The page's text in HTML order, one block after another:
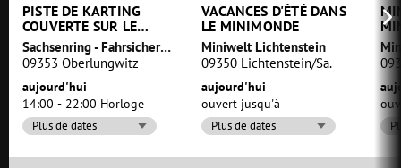
PISTE DE KARTING
COUVERTE SUR LE
SACHSENRING
Sachsenring - Fahrsicherheitszentrum am Sachsenring
09353 Oberlungwitz
aujourd'hui
14:00 - 22:00 Horloge
Plus de dates
VACANCES D'ÉTÉ DANS
LE MINIMONDE
Miniwelt Lichtenstein
09350 Lichtenstein/Sa.
aujourd'hui
ouvert jusqu'à
Plus de dates